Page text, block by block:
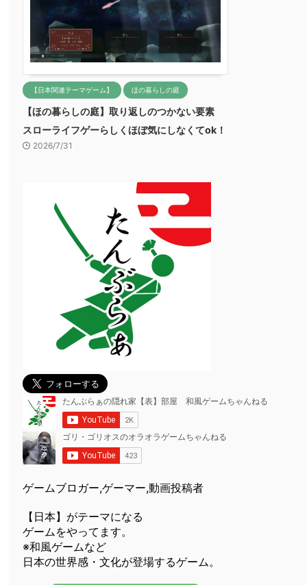
【日本関連テーマゲーム】 ほの暮らしの庭
【ほの暮らしの庭】取り返しのつかない要素
スローライフゲーらしくほぼ気にしなくてok！
2026/7/31
ゲームブロガー,ゲーマー,動画投稿者
【日本】がテーマになる
ゲームをやってます。
※和風ゲームなど
日本の世界感・文化が登場するゲーム。